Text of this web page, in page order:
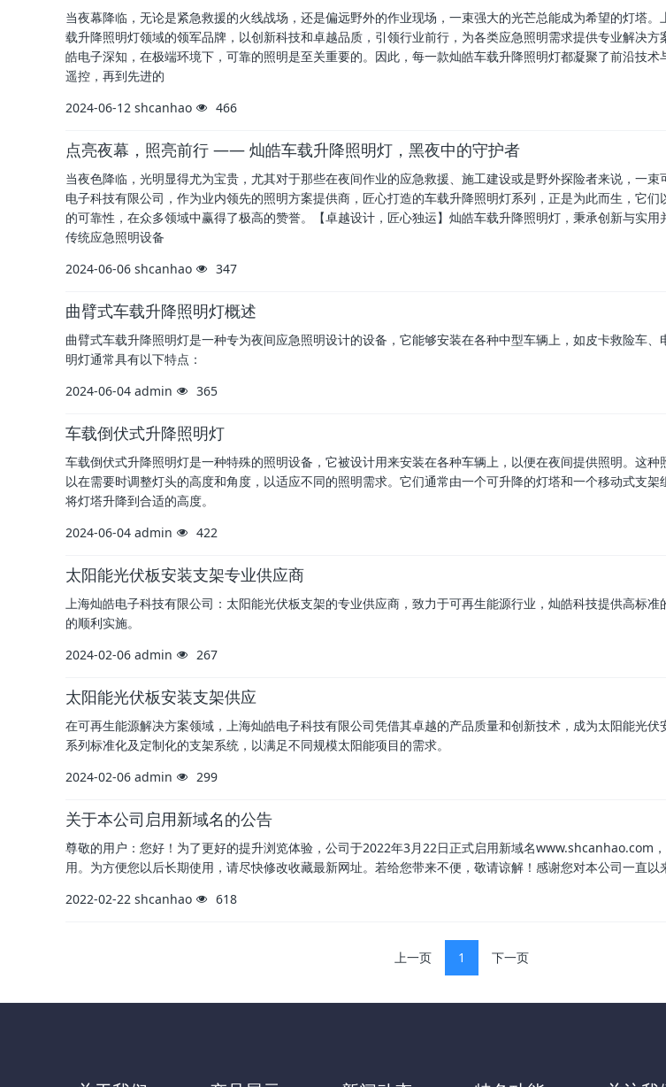
当夜幕降临，无论是紧急救援的火线战场，还是偏远野外的作业现场，一束强大的光芒总能成为希望的灯塔
载升降照明灯领域的领军品牌，以创新科技和卓越品质，引领行业前行，为各类应急照明需求提供专业解决
皓电子深知，在极端环境下，可靠的照明是至关重要的。因此，每一款灿皓车载升降照明灯都凝聚了前沿技
遥控，再到先进的
2024-06-12 shcanhao 466
点亮夜幕，照亮前行 —— 灿皓车载升降照明灯，黑夜中的守护者
当夜色降临，光明显得尤为宝贵，尤其对于那些在夜间作业的应急救援、施工建设或是野外探险者来说，一
电子科技有限公司，作为业内领先的照明方案提供商，匠心打造的车载升降照明灯系列，正是为此而生，它
的可靠性，在众多领域中赢得了极高的赞誉。【卓越设计，匠心独运】灿皓车载升降照明灯，秉承创新与实
传统应急照明设备
2024-06-06 shcanhao 347
曲臂式车载升降照明灯概述
曲臂式车载升降照明灯是一种专为夜间应急照明设计的设备，它能够安装在各种中型车辆上，如皮卡救险车
明灯通常具有以下特点：
2024-06-04 admin 365
车载倒伏式升降照明灯
车载倒伏式升降照明灯是一种特殊的照明设备，它被设计用来安装在各种车辆上，以便在夜间提供照明。这
以在需要时调整灯头的高度和角度，以适应不同的照明需求。它们通常由一个可升降的灯塔和一个移动式支
将灯塔升降到合适的高度。
2024-06-04 admin 422
太阳能光伏板安装支架专业供应商
上海灿皓电子科技有限公司：太阳能光伏板支架的专业供应商，致力于可再生能源行业，灿皓科技提供高标准
的顺利实施。
2024-02-06 admin 267
太阳能光伏板安装支架供应
在可再生能源解决方案领域，上海灿皓电子科技有限公司凭借其卓越的产品质量和创新技术，成为太阳能光
系列标准化及定制化的支架系统，以满足不同规模太阳能项目的需求。
2024-02-06 admin 299
关于本公司启用新域名的公告
尊敬的用户：您好！为了更好的提升浏览体验，公司于2022年3月22日正式启用新域名www.shcanhao.com
用。为方便您以后长期使用，请尽快修改收藏最新网址。若给您带来不便，敬请谅解！感谢您对本公司一直以
2022-02-22 shcanhao 618
上一页 1 下一页